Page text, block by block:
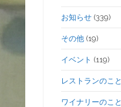
お知らせ (339)
その他 (19)
イベント (119)
レストランのこと
ワイナリーのこと